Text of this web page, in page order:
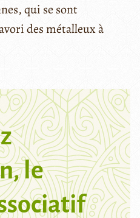
qui se sont
des métalleux à
le